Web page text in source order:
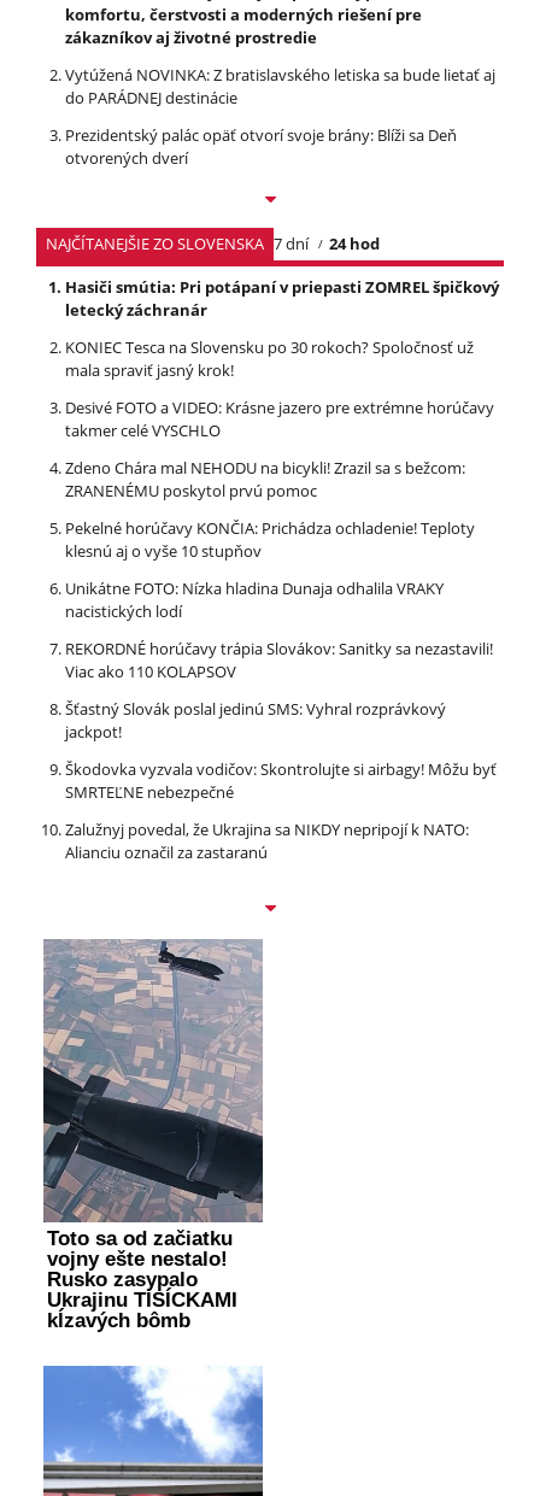
komfortu, čerstvosti a moderných riešení pre
zákazníkov aj životné prostredie
Vytúžená NOVINKA: Z bratislavského letiska sa bude lietať aj
do PARÁDNEJ destinácie
Prezidentský palác opäť otvorí svoje brány: Blíži sa Deň
otvorených dverí
NAJČÍTANEJŠIE ZO SLOVENSKA 7 dní
24 hod
Hasiči smútia: Pri potápaní v priepasti ZOMREL špičkový
letecký záchranár
KONIEC Tesca na Slovensku po 30 rokoch? Spoločnosť už
mala spraviť jasný krok!
Desivé FOTO a VIDEO: Krásne jazero pre extrémne horúčavy
takmer celé VYSCHLO
Zdeno Chára mal NEHODU na bicykli! Zrazil sa s bežcom:
ZRANENÉMU poskytol prvú pomoc
Pekelné horúčavy KONČIA: Prichádza ochladenie! Teploty
klesnú aj o vyše 10 stupňov
Unikátne FOTO: Nízka hladina Dunaja odhalila VRAKY
nacistických lodí
REKORDNÉ horúčavy trápia Slovákov: Sanitky sa nezastavili!
Viac ako 110 KOLAPSOV
Šťastný Slovák poslal jedinú SMS: Vyhral rozprávkový
jackpot!
Škodovka vyzvala vodičov: Skontrolujte si airbagy! Môžu byť
SMRTEĽNE nebezpečné
Zalužnyj povedal, že Ukrajina sa NIKDY nepripojí k NATO:
Alianciu označil za zastaranú
Toto sa od začiatku
vojny ešte nestalo!
Rusko zasypalo
Ukrajinu TISÍCKAMI
kĺzavých bômb